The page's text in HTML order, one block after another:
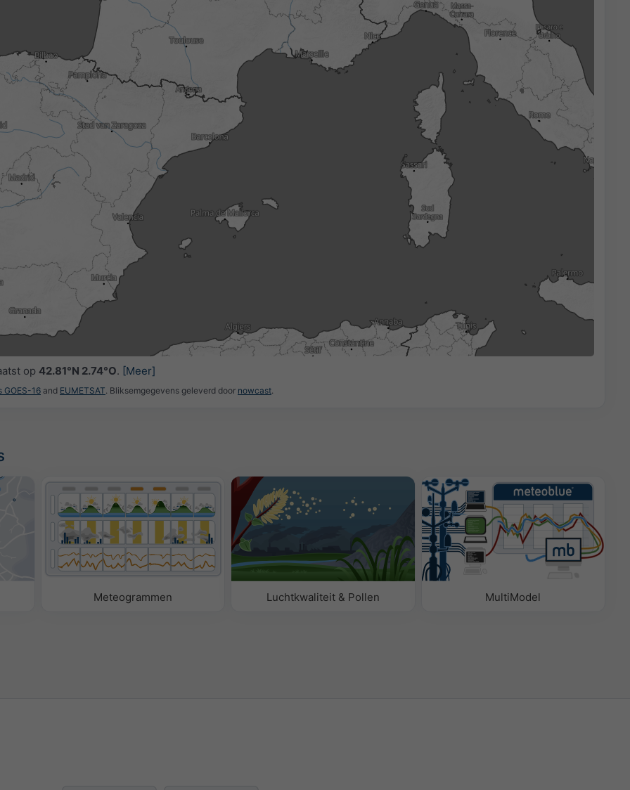
05:15 05:30 06:30 06:45 07:00
op 42.81°N 2.74°O. [Meer]
GOES-16 and EUMETSAT. Bliksemgegevens geleverd door nowcast.
Meteogrammen Luchtkwaliteit & Pollen MultiModel